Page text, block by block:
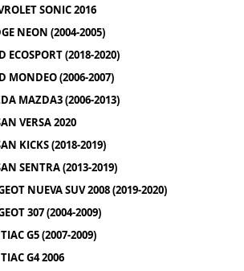
SONIC 2016
NEON (2004-2005)
ECOSPORT (2018-2020)
MONDEO (2006-2007)
MAZDA3 (2006-2013)
VERSA 2020
KICKS (2018-2019)
SENTRA (2013-2019)
NUEVA SUV 2008 (2019-2020)
307 (2004-2009)
G5 (2007-2009)
G4 2006